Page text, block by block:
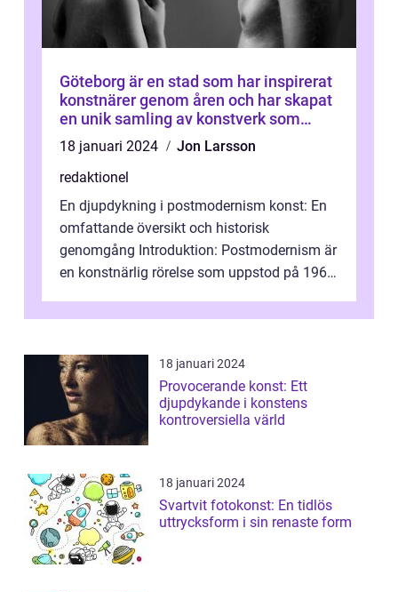
Göteborg är en stad som har inspirerat
konstnärer genom åren och har skapat
en unik samling av konstverk som
representerar staden
18 januari 2024
Jon Larsson
redaktionel
En djupdykning i postmodernism konst: En
omfattande översikt och historisk
genomgång Introduktion: Postmodernism är
en konstnärlig rörelse som uppstod på 1960-
18 januari 2024
Provocerande konst: Ett
djupdykande i konstens
kontroversiella värld
18 januari 2024
Svartvit fotokonst: En tidlös
uttrycksform i sin renaste form